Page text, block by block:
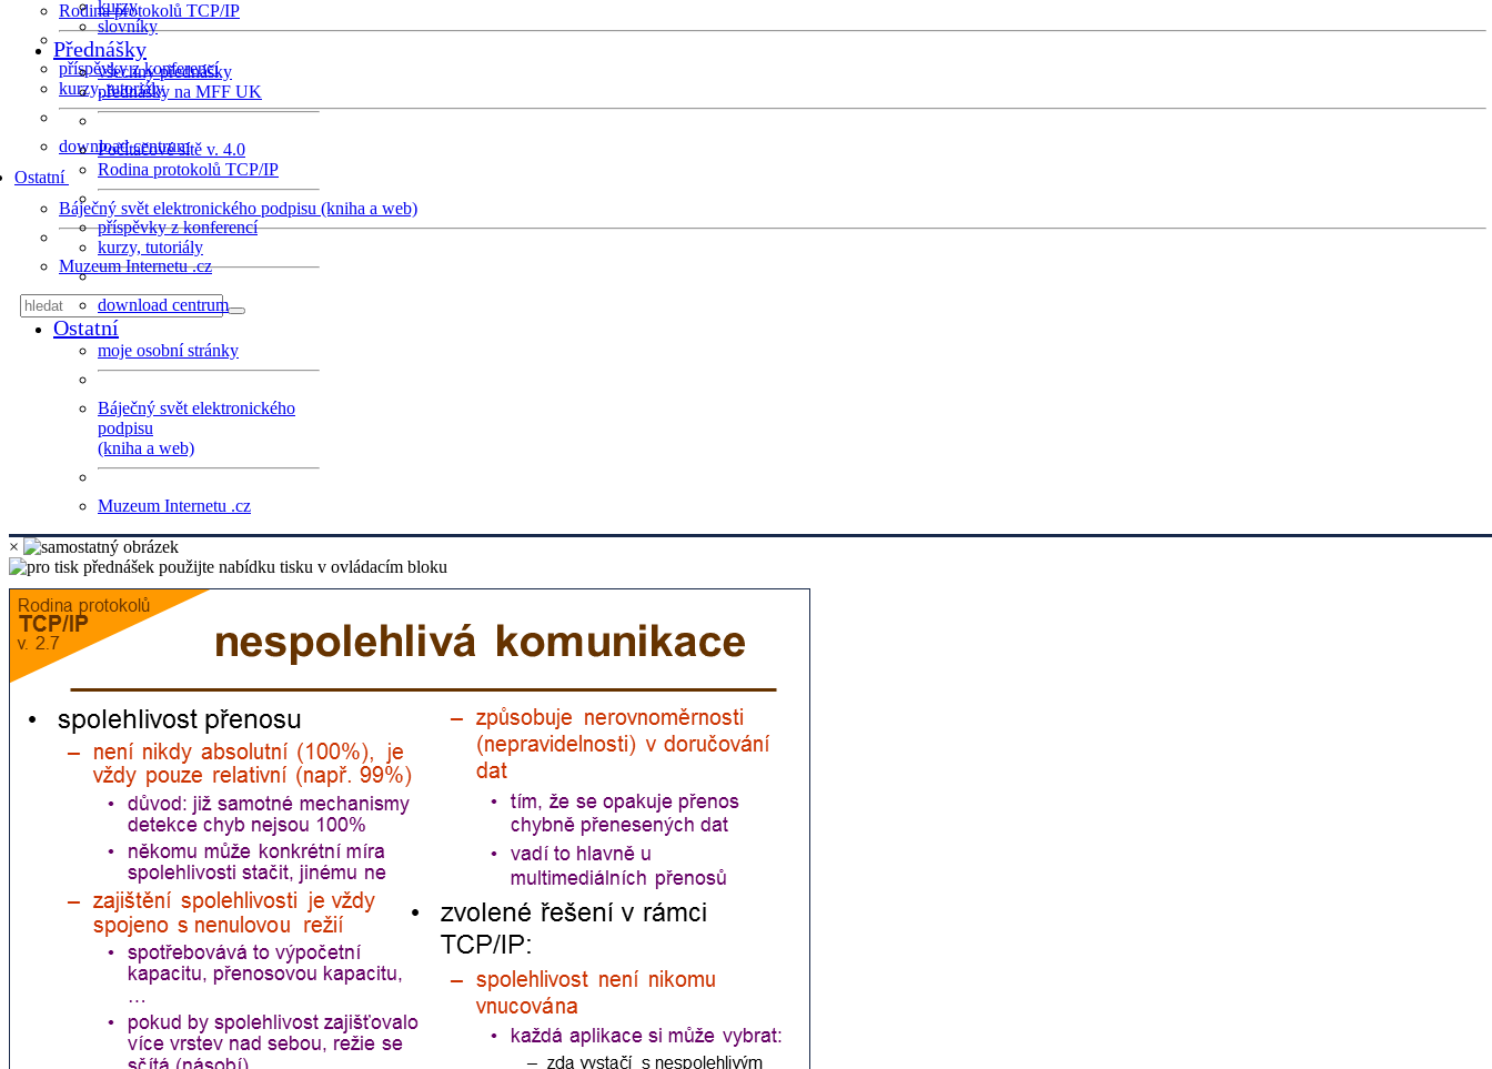
Rodina protokolů TCP/IP
příspěvky z konferencí
kurzy, tutoriály
download centrum
Ostatní
Báječný svět elektronického podpisu (kniha a web)
Muzeum Internetu .cz
kurzy
slovníky
Přednášky
všechny přednášky
přednášky na MFF UK
Počítačové sítě v. 4.0
Rodina protokolů TCP/IP
příspěvky z konferencí
kurzy, tutoriály
download centrum
Ostatní
moje osobní stránky
Báječný svět elektronického
podpisu
(kniha a web)
Muzeum Internetu .cz
×